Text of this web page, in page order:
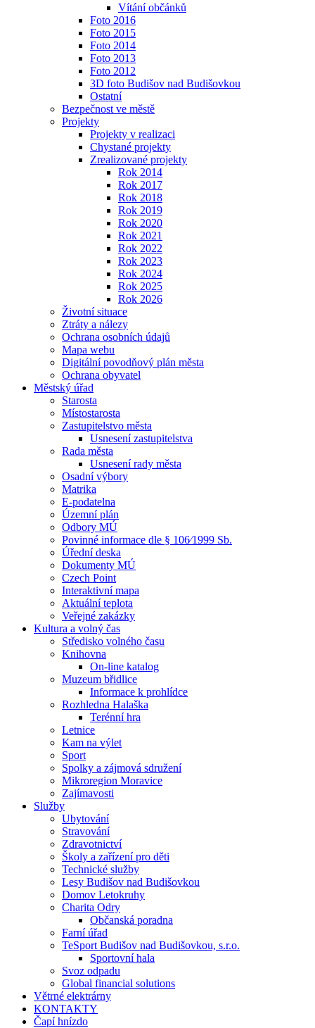
Vítání občánků
Foto 2016
Foto 2015
Foto 2014
Foto 2013
Foto 2012
3D foto Budišov nad Budišovkou
Ostatní
Bezpečnost ve městě
Projekty
Projekty v realizaci
Chystané projekty
Zrealizované projekty
Rok 2014
Rok 2017
Rok 2018
Rok 2019
Rok 2020
Rok 2021
Rok 2022
Rok 2023
Rok 2024
Rok 2025
Rok 2026
Životní situace
Ztráty a nálezy
Ochrana osobních údajů
Mapa webu
Digitální povodňový plán města
Ochrana obyvatel
Městský úřad
Starosta
Místostarosta
Zastupitelstvo města
Usnesení zastupitelstva
Rada města
Usnesení rady města
Osadní výbory
Matrika
E-podatelna
Územní plán
Odbory MÚ
Povinné informace dle § 106⁄1999 Sb.
Úřední deska
Dokumenty MÚ
Czech Point
Interaktivní mapa
Aktuální teplota
Veřejné zakázky
Kultura a volný čas
Středisko volného času
Knihovna
On-line katalog
Muzeum břidlice
Informace k prohlídce
Rozhledna Halaška
Terénní hra
Letnice
Kam na výlet
Sport
Spolky a zájmová sdružení
Mikroregion Moravice
Zajímavosti
Služby
Ubytování
Stravování
Zdravotnictví
Školy a zařízení pro děti
Technické služby
Lesy Budišov nad Budišovkou
Domov Letokruhy
Charita Odry
Občanská poradna
Farní úřad
TeSport Budišov nad Budišovkou, s.r.o.
Sportovní hala
Svoz odpadu
Global financial solutions
Větrné elektrárny
KONTAKTY
Čapí hnízdo